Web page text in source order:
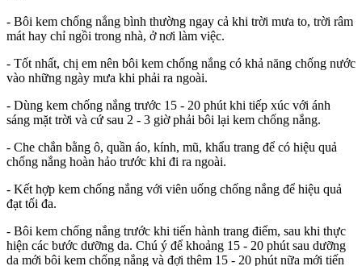
- Bôi kem chống nắng bình thường ngay cả khi trời mưa to, trời râm
mát hay chỉ ngồi trong nhà, ở nơi làm việc.
- Tốt nhất, chị em nên bôi kem chống nắng có khả năng chống nước
vào những ngày mưa khi phải ra ngoài.
- Dùng kem chống nắng trước 15 - 20 phút khi tiếp xúc với ánh
sáng mặt trời và cứ sau 2 - 3 giờ phải bôi lại kem chống nắng.
- Che chắn bằng ô, quần áo, kính, mũ, khẩu trang để có hiệu quả
chống nắng hoàn hảo trước khi đi ra ngoài.
- Kết hợp kem chống nắng với viên uống chống nắng để hiệu quả
đạt tối đa.
- Bôi kem chống nắng trước khi tiến hành trang điểm, sau khi thực
hiện các bước dưỡng da. Chú ý để khoảng 15 - 20 phút sau dưỡng
da mới bôi kem chống nắng và đợi thêm 15 - 20 phút nữa mới tiến